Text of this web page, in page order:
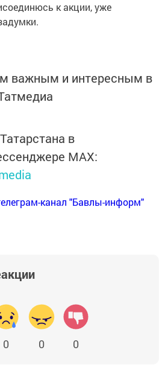
к акции, уже
важным и интересным в
в
MАХ:
канал "Бавлы-информ"
0 0 0